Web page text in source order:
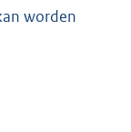
worden